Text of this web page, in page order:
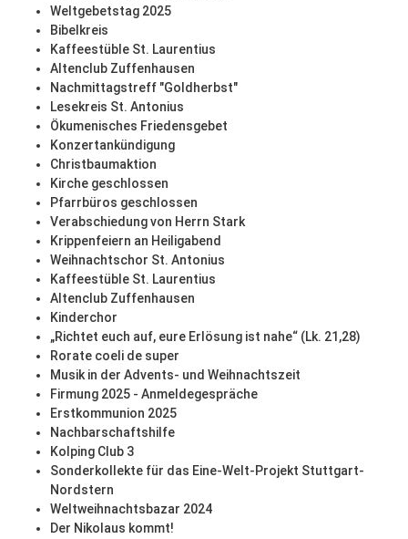
Weltgebetstag 2025
Bibelkreis
Kaffeestüble St. Laurentius
Altenclub Zuffenhausen
Nachmittagstreff "Goldherbst"
Lesekreis St. Antonius
Ökumenisches Friedensgebet
Konzertankündigung
Christbaumaktion
Kirche geschlossen
Pfarrbüros geschlossen
Verabschiedung von Herrn Stark
Krippenfeiern an Heiligabend
Weihnachtschor St. Antonius
Kaffeestüble St. Laurentius
Altenclub Zuffenhausen
Kinderchor
„Richtet euch auf, eure Erlösung ist nahe“ (Lk. 21,28)
Rorate coeli de super
Musik in der Advents- und Weihnachtszeit
Firmung 2025 - Anmeldegespräche
Erstkommunion 2025
Nachbarschaftshilfe
Kolping Club 3
Sonderkollekte für das Eine-Welt-Projekt Stuttgart-
Nordstern
Weltweihnachtsbazar 2024
Der Nikolaus kommt!